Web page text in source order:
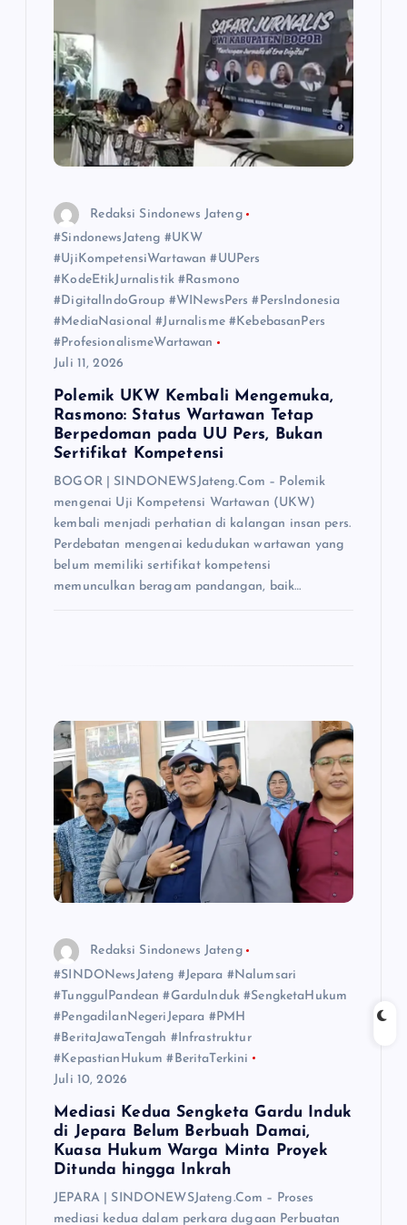
Redaksi Sindonews Jateng
#SindonewsJateng #UKW
#UjiKompetensiWartawan #UUPers
#KodeEtikJurnalistik #Rasmono
#DigitalIndoGroup #WINewsPers #PersIndonesia
#MediaNasional #Jurnalisme #KebebasanPers
#ProfesionalismeWartawan
Juli 11, 2026
Polemik UKW Kembali Mengemuka,
Rasmono: Status Wartawan Tetap
Berpedoman pada UU Pers, Bukan
Sertifikat Kompetensi
BOGOR | SINDONEWSJateng.Com – Polemik
mengenai Uji Kompetensi Wartawan (UKW)
kembali menjadi perhatian di kalangan insan pers.
Perdebatan mengenai kedudukan wartawan yang
belum memiliki sertifikat kompetensi
memunculkan beragam pandangan, baik…
Redaksi Sindonews Jateng
#SINDONewsJateng #Jepara #Nalumsari
#TunggulPandean #GarduInduk #SengketaHukum
#PengadilanNegeriJepara #PMH
#BeritaJawaTengah #Infrastruktur
#KepastianHukum #BeritaTerkini
Juli 10, 2026
Mediasi Kedua Sengketa Gardu Induk
di Jepara Belum Berbuah Damai,
Kuasa Hukum Warga Minta Proyek
Ditunda hingga Inkrah
JEPARA | SINDONEWSJateng.Com – Proses
mediasi kedua dalam perkara dugaan Perbuatan